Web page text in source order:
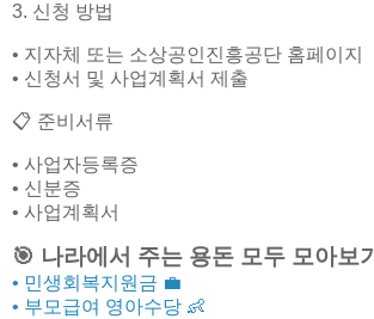
3. 신청 방법
• 지자체 또는 소상공인진흥공단 홈페이지
• 신청서 및 사업계획서 제출
📋 준비서류
• 사업자등록증
• 신분증
• 사업계획서
🎯 나라에서 주는 용돈 모두 모아보기
• 민생회복지원금 💼
• 부모급여 영아수당 👶